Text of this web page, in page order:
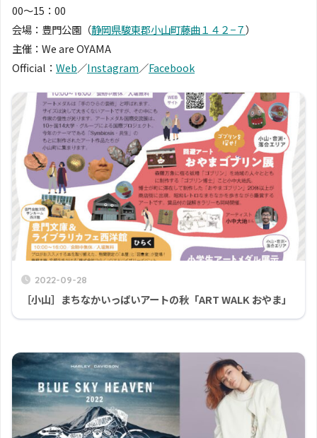
00〜15：00
会場：豊門公園（静岡県駿東郡小山町藤曲１４２−７）
主催：We are OYAMA
Official： Web／Instagram／Facebook
2022-09-28
［小山］まちなかいっぱいアートの秋「ART WALK おやま」